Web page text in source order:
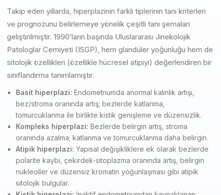
Takip eden yıllarda, hiperplazinin farklı tiplerinin tanı kriterleri
ve prognozunu belirlemeye yönelik çeşitli tanı şemaları
geliştirilmiştir. 1990’ların başında Uluslararası Jinekolojik
Patologlar Cemiyeti (ISGP), hem glandüler yoğunluğu hem de
sitolojik özellikleri (özellikle hücresel atipiyi) değerlendiren bir
sınıflandırma tanımlamıştır.
Basit hiperplazi: Endometriumda anormal kalınlık artışı,
bez/stroma oranında artış; bezlerde katlanma,
tomurcuklanma ile birlikte kistik genişleme ve düzensizlik.
Kompleks hiperplazi: Bezlerde belirgin artış, stroma
oranında azalma; katlanma ve tomurcuklanma daha belirgin.
Atipik hiperplazi: Yapısal değişikliklere ek olarak bezlerde
polarite kaybı, çekirdek-sitoplazma oranında artış, belirgin
nükleoller ve düzensiz kromatin yoğunlaşması gibi atipik
sitolojik bulgular.